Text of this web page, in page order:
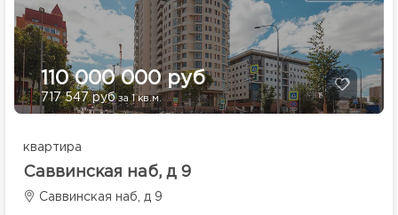
110 000 000 руб
717 547 рубза 1 кв.м.
квартира
Саввинская наб, д 9
Саввинская наб, д 9